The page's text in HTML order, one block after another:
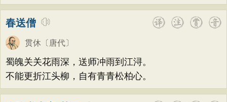
春送僧
贯休 〔唐代〕
蜀魄关关花雨深，送师冲雨到江浔。
不能更折江头柳，自有青青松柏心。